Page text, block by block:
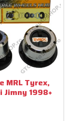
MRL Tyrex,
Jimny 1998+